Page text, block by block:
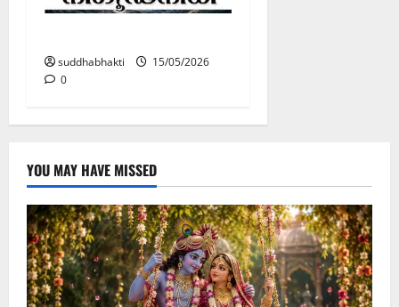
suddhabhakti
15/05/2026
0
YOU MAY HAVE MISSED